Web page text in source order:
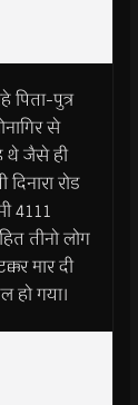
पिता-पुत्र
से
थे जैसे ही
रोड
4111
तीनो लोग
मार दी
हो गया।